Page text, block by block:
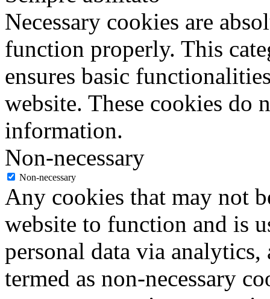
Necessary cookies are
function properly. This
ensures basic
website. These cookies do
information.
Non-necessary
Non-necessary
Any cookies that may not
website to function and is
personal data via analytics,
termed as non-necessary